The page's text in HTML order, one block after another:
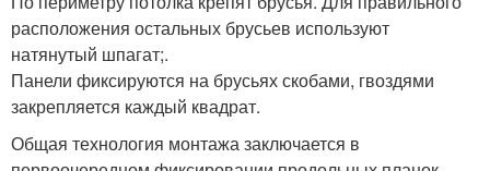
расположения остальных брусьев используют
натянутый шпагат;.
Панели фиксируются на брусьях скобами, гвоздями
закрепляется каждый квадрат.
Общая технология монтажа заключается в